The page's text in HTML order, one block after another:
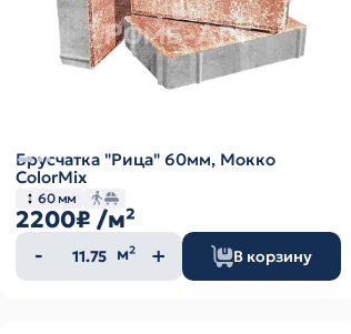
Брусчатка "Рица" 60мм, Мокко
ColorMix
60 мм
2200₽ /м²
Количество
товара
м² В корзину